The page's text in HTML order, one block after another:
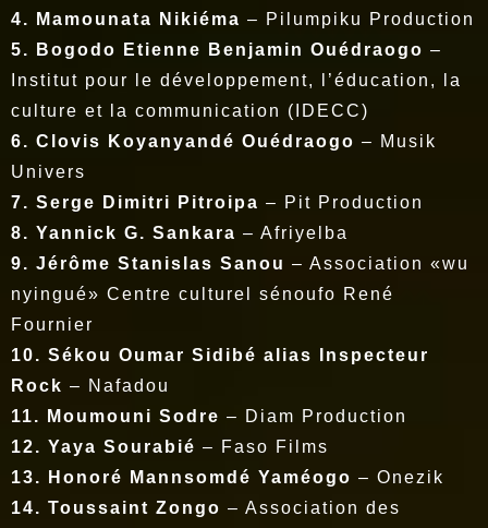
4. Mamounata Nikiéma – Pilumpiku Production
5. Bogodo Etienne Benjamin Ouédraogo –
Institut pour le développement, l’éducation, la
culture et la communication (IDECC)
6. Clovis Koyanyandé Ouédraogo – Musik
Univers
7. Serge Dimitri Pitroipa – Pit Production
8. Yannick G. Sankara – Afriyelba
9. Jérôme Stanislas Sanou – Association «wu
nyingué» Centre culturel sénoufo René
Fournier
10. Sékou Oumar Sidibé alias Inspecteur
Rock – Nafadou
11. Moumouni Sodre – Diam Production
12. Yaya Sourabié – Faso Films
13. Honoré Mannsomdé Yaméogo – Onezik
14. Toussaint Zongo – Association des